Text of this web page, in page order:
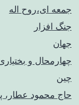
جمعه ای،روح اله
جنگ افزار
جهان
چهارمحال و
چین
حاج محمود عطار،